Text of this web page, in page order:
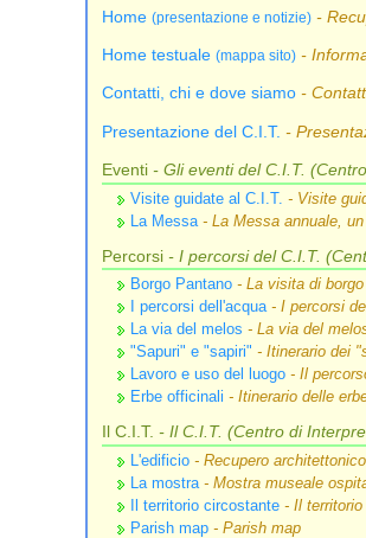
Home (presentazione e notizie) -
Home testuale (mappa sito) -
Contatti, chi e dove siamo -
Presentazione del C.I.T. -
Eventi - Gli eventi del C.I.T.
Visite guidate al C.I.T. - Visite
La Messa- La Messa annuale,
Percorsi - I percorsi del C.I.T.
Borgo Pantano - La visita di
I percorsi dell'acqua- I percorsi
La via del melos - La via del
"Sapuri" e "sapiri" - Itinerario dei
Lavoro e uso del luogo - Il
Erbe officinali - Itinerario delle
Il C.I.T. - Il C.I.T. (Centro di
L'edificio - Recupero
La mostra - Mostra museale
Il territorio circostante - Il
Parish map - Parish map